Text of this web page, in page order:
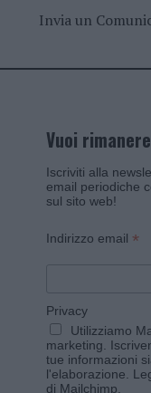
Invia un
Vuoi
Iscriviti alla
email periodiche
sul sito web!
Indirizzo email *
Privacy
Utilizziamo
marketing.
tue informazioni
l'elaborazione.
di Mailchimp